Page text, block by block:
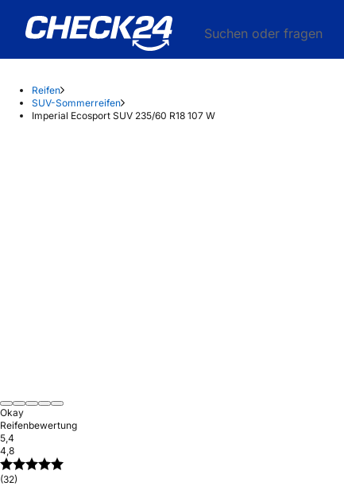
Suchen oder fragen
Reifen
SUV-Sommerreifen
Imperial Ecosport SUV 235/60 R18 107 W
Okay
Reifenbewertung
5,4
4,8
(32)